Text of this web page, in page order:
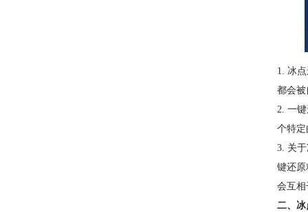
1. 冰
都会
2. 一
个特
3. 关
键还
会互
二、